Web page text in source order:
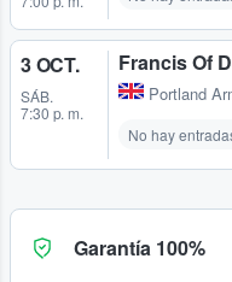
3 OCT.
SÁB.
7:30 p. m.
Francis Of
Portland
No hay
Garantía 100%